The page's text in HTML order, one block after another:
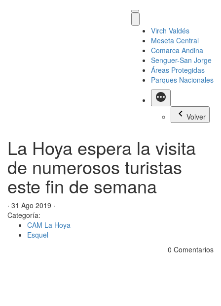
Virch Valdés
Meseta Central
Comarca Andina
Senguer-San Jorge
Áreas Protegidas
Parques Nacionales
Más
Volver
La Hoya espera la visita
de numerosos turistas
este fin de semana
· 31 Ago 2019 ·
Categoría:
CAM La Hoya
Esquel
0 Comentarios